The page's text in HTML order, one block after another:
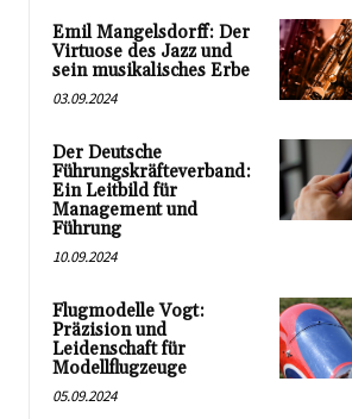
Emil Mangelsdorff: Der
Virtuose des Jazz und
sein musikalisches Erbe
03.09.2024
Der Deutsche
Führungskräfteverband:
Ein Leitbild für
Management und
Führung
10.09.2024
Flugmodelle Vogt:
Präzision und
Leidenschaft für
Modellflugzeuge
05.09.2024